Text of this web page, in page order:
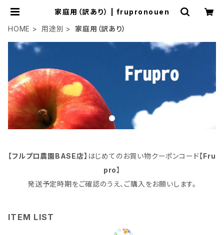
家庭用（訳あり） | frupronouen
HOME
用途別 家庭用（訳あり）
【フルプロ農園BASE店】 はじめてのお買い物クーポンコード【Fru
pro】
発送予定時期をご確認のうえ、ご購入をお願いします。
ITEM LIST